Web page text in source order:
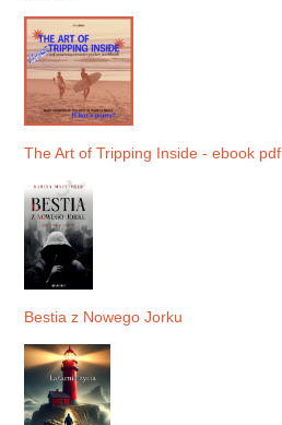
The Art of Tripping Inside - ebook pdf
Bestia z Nowego Jorku